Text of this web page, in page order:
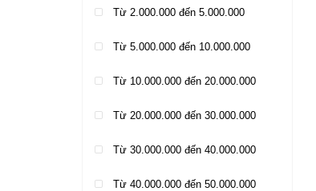
Từ 2.000.000 đến 5.000.000
Từ 5.000.000 đến 10.000.000
Từ 10.000.000 đến 20.000.000
Từ 20.000.000 đến 30.000.000
Từ 30.000.000 đến 40.000.000
Từ 40.000.000 đến 50.000.000